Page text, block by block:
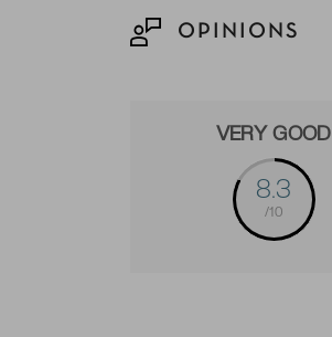
OPINIONS
VERY GOOD
8.3
/10